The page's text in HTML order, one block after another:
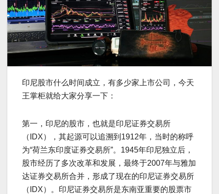
印尼股市什么时间成立，有多少家上市公司，今天
王掌柜就给大家分享一下：
第一，印尼的股市，也就是印尼证券交易所
（IDX），其起源可以追溯到1912年，当时的称呼
为“荷兰东印度证券交易所”。1945年印尼独立后，
股市经历了多次改革和发展，最终于2007年与雅加
达证券交易所合并，形成了现在的印尼证券交易所
（IDX）。印尼证券交易所是东南亚重要的股票市